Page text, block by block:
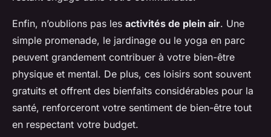
Enfin, n’oublions pas les activités de plein air. Une
simple promenade, le jardinage ou le yoga en parc
peuvent grandement contribuer à votre bien-être
physique et mental. De plus, ces loisirs sont souvent
gratuits et offrent des bienfaits considérables pour la
santé, renforceront votre sentiment de bien-être tout
en respectant votre budget.